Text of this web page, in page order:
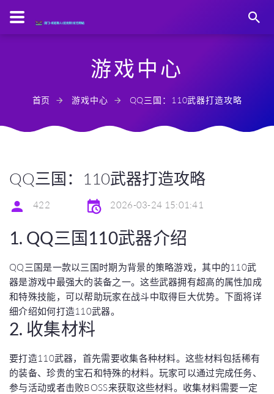
游戏中心
首页 游戏中心 QQ三国：110武器打造攻略
QQ三国：110武器打造攻略
422 2026-03-24 15:01:41
1. QQ三国110武器介绍
QQ三国是一款以三国时期为背景的策略游戏，其中的110武
器是游戏中最强大的装备之一。这些武器拥有超高的属性加成
和特殊技能，可以帮助玩家在战斗中取得巨大优势。下面将详
细介绍如何打造110武器。
2. 收集材料
要打造110武器，首先需要收集各种材料。这些材料包括稀有
的装备、珍贵的宝石和特殊的材料。玩家可以通过完成任务、
参与活动或者击败BOSS来获取这些材料。收集材料需要一定